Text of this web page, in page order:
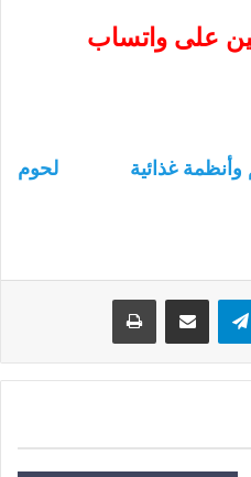
على واتساب
غذائية
لحوم